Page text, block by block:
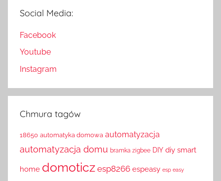
Social Media:
Facebook
Youtube
Instagram
Chmura tagów
18650 automatyka domowa automatyzacja
automatyzacja domu bramka zigbee DIY diy smart
home domoticz esp8266 espeasy esp easy